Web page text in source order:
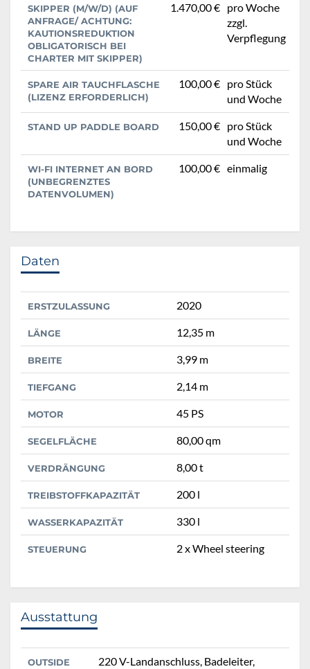
SKIPPER (M/W/D) (AUF
ANFRAGE/ ACHTUNG:
KAUTIONSREDUKTION
OBLIGATORISCH BEI
CHARTER MIT SKIPPER)
1.470,00 € pro Woche
zzgl.
Verpflegung
SPARE AIR TAUCHFLASCHE
(LIZENZ ERFORDERLICH)
100,00 € pro Stück
und Woche
STAND UP PADDLE BOARD 150,00 € pro Stück
und Woche
WI-FI INTERNET AN BORD
(UNBEGRENZTES
DATENVOLUMEN)
100,00 € einmalig
Daten
ERSTZULASSUNG 2020
LÄNGE 12,35 m
BREITE 3,99 m
TIEFGANG 2,14 m
MOTOR 45 PS
SEGELFLÄCHE 80,00 qm
VERDRÄNGUNG 8,00 t
TREIBSTOFFKAPAZITÄT 200 l
WASSERKAPAZITÄT 330 l
STEUERUNG 2 x Wheel steering
Ausstattung
OUTSIDE
220 V-Landanschluss, Badeleiter,